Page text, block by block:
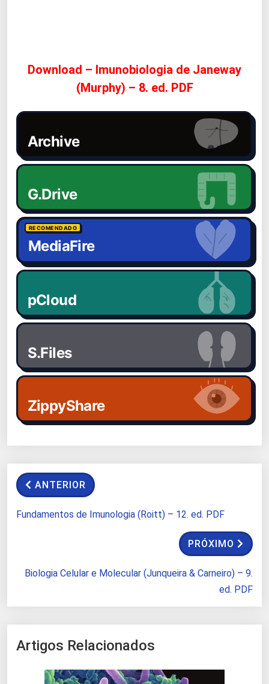
Download – Imunobiologia de Janeway
(Murphy) – 8. ed. PDF
Archive
G.Drive
RECOMENDADO
MediaFire
pCloud
S.Files
ZippyShare
ANTERIOR
Fundamentos de Imunologia (Roitt) – 12. ed. PDF
PRÓXIMO
Biologia Celular e Molecular (Junqueira & Carneiro) – 9.
ed. PDF
Artigos Relacionados